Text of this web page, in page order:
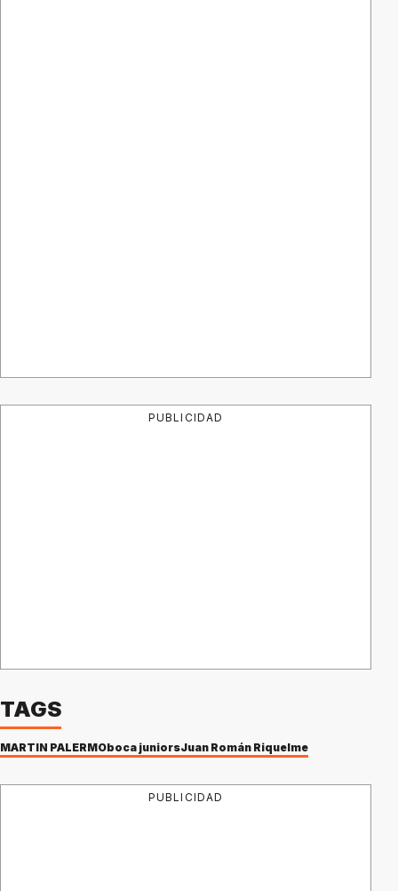
PUBLICIDAD
TAGS
MARTÍN PALERMOboca juniorsJuan Román Riquelme
PUBLICIDAD